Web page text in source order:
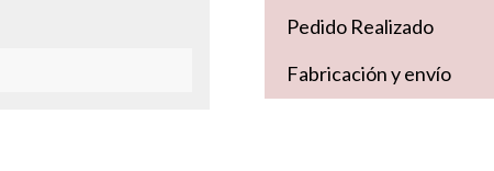
Pedido Realizado
Fabricación y envío